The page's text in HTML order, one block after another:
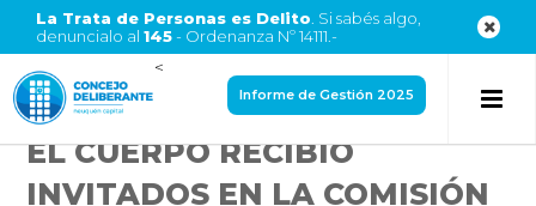
La Trata de Personas es Delito . Si sabés algo,
denuncialo al 145- Ordenanza Nº 14111.-
<
Informe de Gestión 2025
EL CUERPO RECIBIÓ
INVITADOS EN LA COMISIÓN